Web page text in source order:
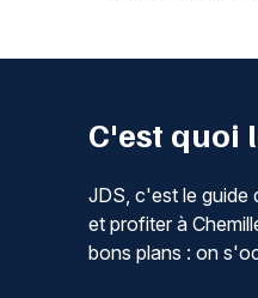
C'est quoi
JDS, c'est le guide
et profiter à
bons plans : on